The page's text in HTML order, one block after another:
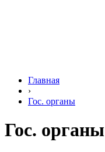
Главная
›
Гос. органы
Гос. органы